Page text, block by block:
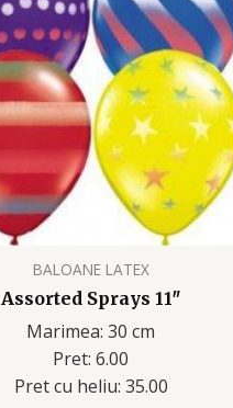
BALOANE LATEX
Assorted Sprays 11″
Marimea: 30 cm
Pret: 6.00
Pret cu heliu: 35.00